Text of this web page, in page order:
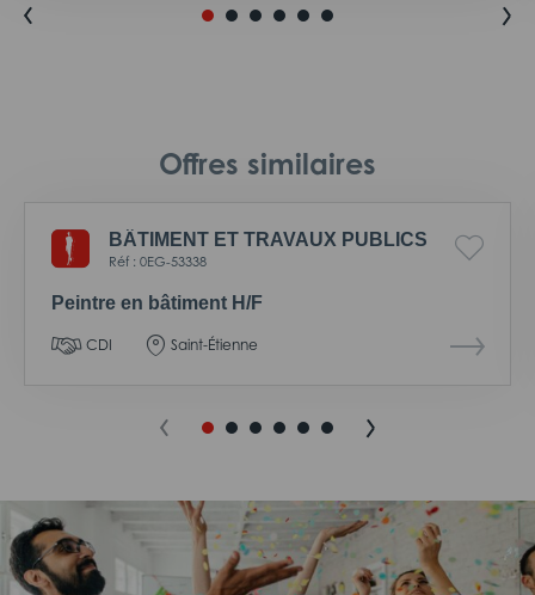
Offres similaires
BÂTIMENT ET TRAVAUX PUBLICS
Réf : 0EG-53338
Peintre en bâtiment H/F
CDI Saint-Étienne